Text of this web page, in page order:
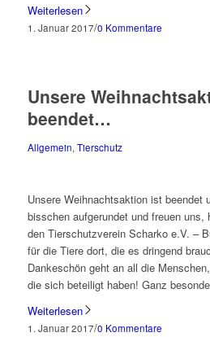
Weiterlesen
1. Januar 2017/0 Kommentare
Unsere
beendet…
Allgemein,Tierschutz
Unsere Weihnachtsaktion ist beendet
bisschen aufgerundet und freuen
den Tierschutzverein Scharko e.V. –
für die Tiere dort, die es dringend
Dankeschön geht an all die
die sich beteiligt haben! Ganz
Weiterlesen
1. Januar 2017/0 Kommentare